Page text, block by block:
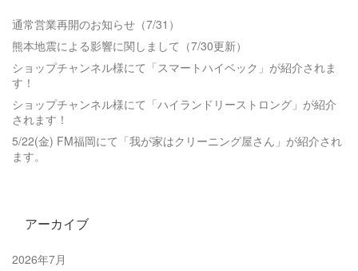
通常営業再開のお知らせ（7/31）
熊本地震による影響に関しまして（7/30更新）
ショップチャンネル様にて「スマートハイベック」が紹介されま
す！
ショップチャンネル様にて「ハイランドリーストロング」が紹介
されます！
5/22(金) FM福岡にて「我が家はクリーニング屋さん」が紹介され
ます。
アーカイブ
2026年7月